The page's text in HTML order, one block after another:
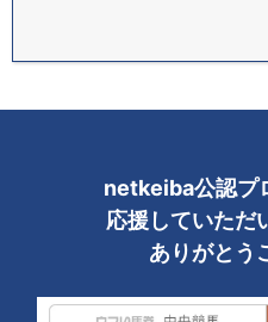
netkeiba公認プ
応援していただ
ありがとう